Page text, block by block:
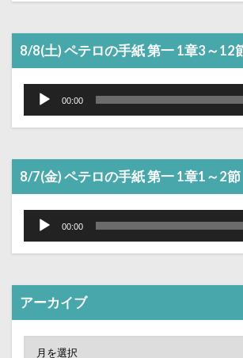
8/8(土) ペテロの手紙 第一 1章3～12
音
レ
ー
00:00
8/7(金) ペテロの手紙 第一 1章1～2節
音
レ
ー
00:00
アーカイブ